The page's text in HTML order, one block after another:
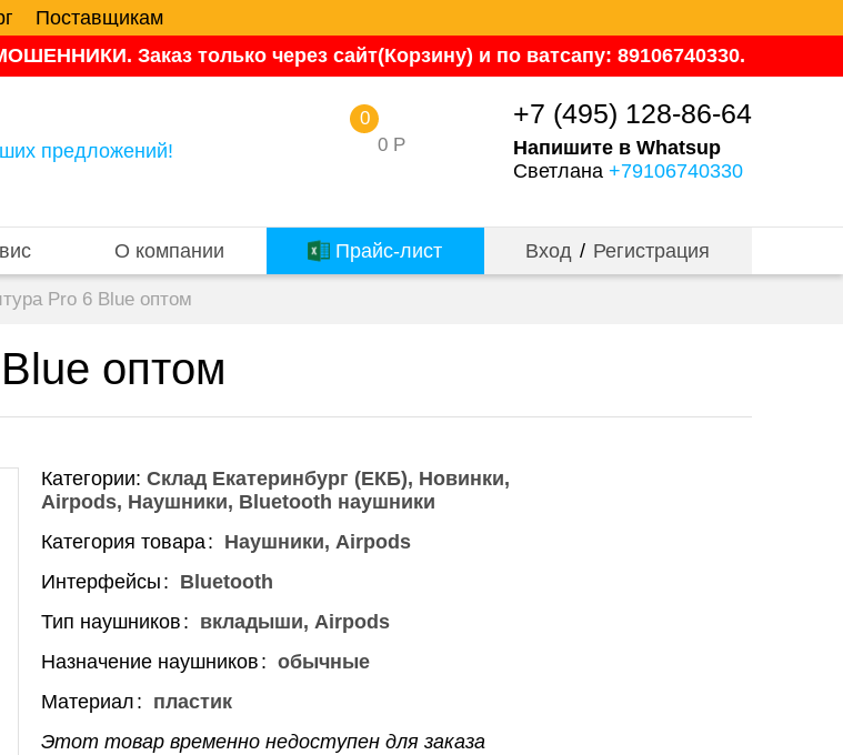
Поставщикам
Заказ только через сайт(Корзину) и по ватсапу: 89106740330.
предложений! 0 Р
0 +7 (495) 128-86-64
Напишите в Whatsup
Светлана +79106740330
О компании Прайс-лист Вход / Регистрация
Pro 6 Blue оптом
оптом
Категории: Склад Екатеринбург (ЕКБ) Новинки
Airpods Наушники Bluetooth наушники
Категория товара
Наушники, Airpods
Интерфейсы
Bluetooth
Тип наушников
вкладыши, Airpods
Назначение наушников обычные
Материал
пластик
Этот товар временно недоступен для заказа